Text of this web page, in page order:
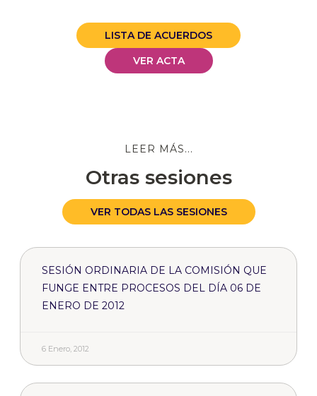
LISTA DE ACUERDOS
VER ACTA
LEER MÁS...
Otras sesiones
VER TODAS LAS SESIONES
SESIÓN ORDINARIA DE LA COMISIÓN QUE
FUNGE ENTRE PROCESOS DEL DÍA 06 DE
ENERO DE 2012
6 Enero, 2012